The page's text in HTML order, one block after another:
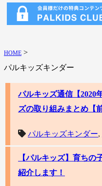
HOME >
パルキッズキンダー
パルキッズ通信【2020
ズの取り組みまとめ【
パルキッズキンダー,
【パルキッズ】育ち
紹介します！